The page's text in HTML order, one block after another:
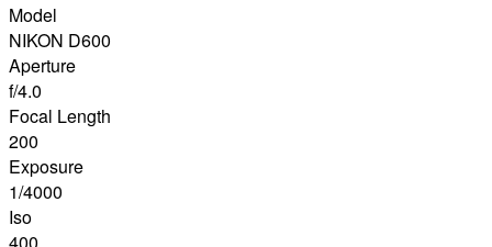
Model
NIKON D600
Aperture
f/4.0
Focal Length
200
Exposure
1/4000
Iso
400